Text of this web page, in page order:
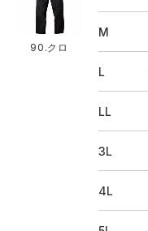
90.クロ
M
L
LL
3L
4L